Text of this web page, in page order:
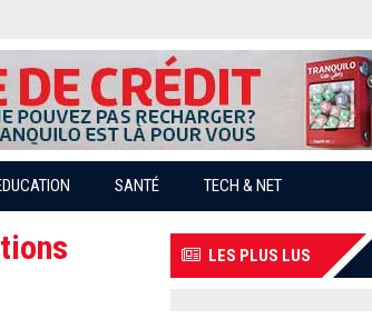
SANTÉ TECH & NET
LES PLUS LUS